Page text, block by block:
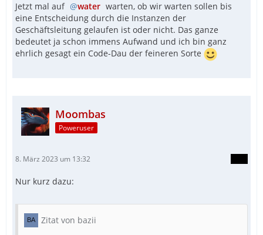
Jetzt mal auf
water warten, ob wir warten sollen bis
eine Entscheidung durch die Instanzen der
Geschäftsleitung gelaufen ist oder nicht. Das ganze
bedeutet ja schon immens Aufwand und ich bin ganz
ehrlich gesagt ein Code-Dau der feineren Sorte
Moombas
Poweruser
8. März 2023 um 13:32
Nur kurz dazu:
Zitat von bazii